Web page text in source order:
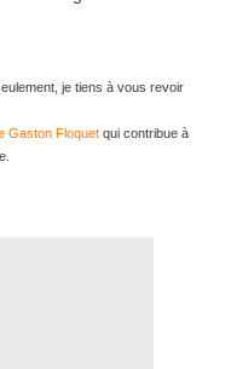
je tiens à vous revoir
Gaston Floquet qui contribue à